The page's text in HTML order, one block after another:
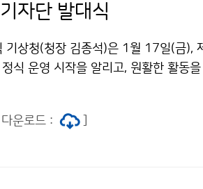
자단 발대식
기상청(청장 김종석)은 1월 17일(금),
식 운영 시작을 알리고, 원활한 활동
[ 다운로드 :